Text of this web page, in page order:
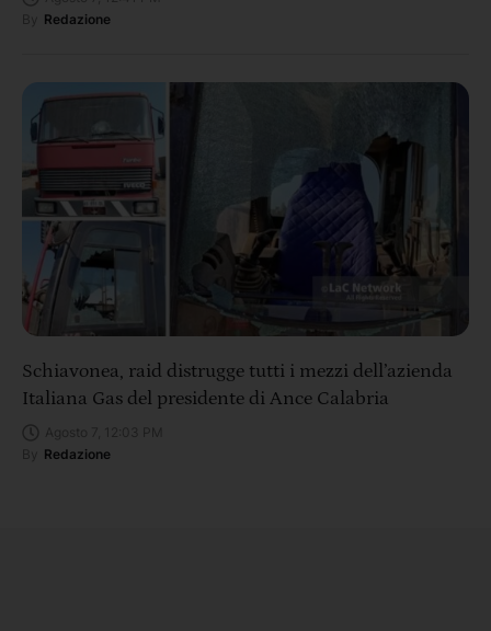
Redazione
Schiavonea, raid distrugge tutti i mezzi dell’azienda
Italiana Gas del presidente di Ance Calabria
Redazione